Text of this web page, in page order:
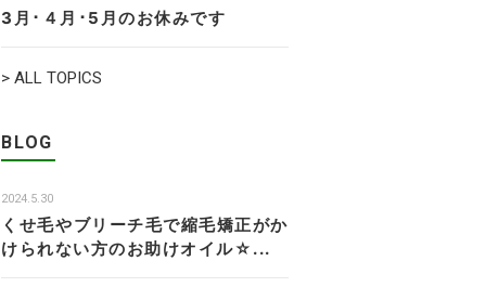
3月･４月･5月のお休みです
> ALL TOPICS
BLOG
2024.5.30
くせ毛やブリーチ毛で縮毛矯正がか
けられない方のお助けオイル☆...